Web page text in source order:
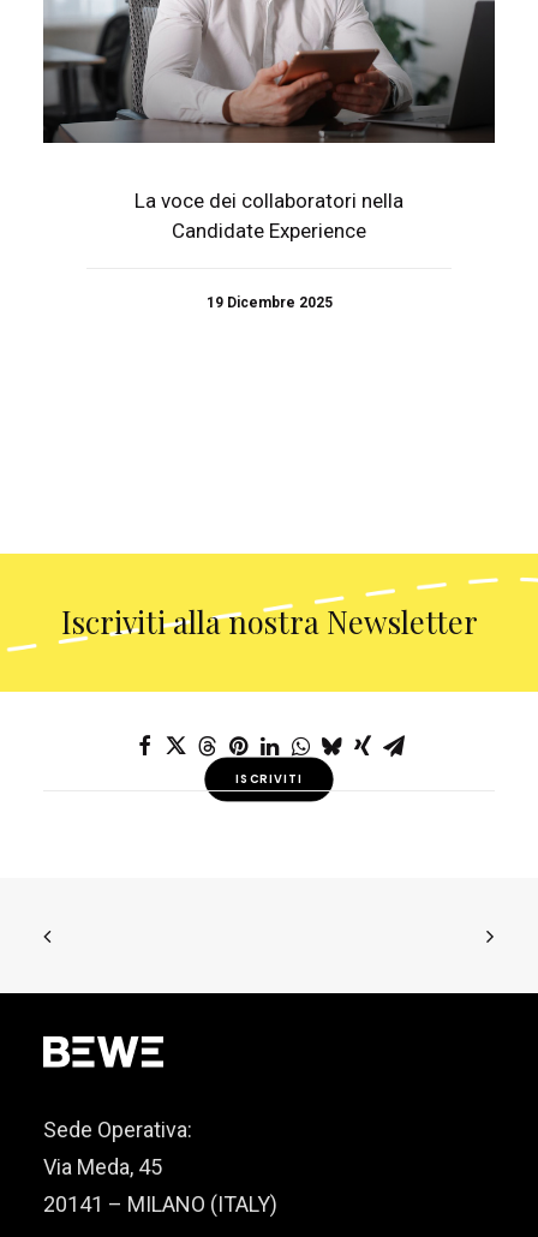
La voce dei collaboratori nella
Candidate Experience
19 Dicembre 2025
Iscriviti alla nostra Newsletter
ISCRIVITI
Sede Operativa:
Via Meda, 45
20141 – MILANO (ITALY)